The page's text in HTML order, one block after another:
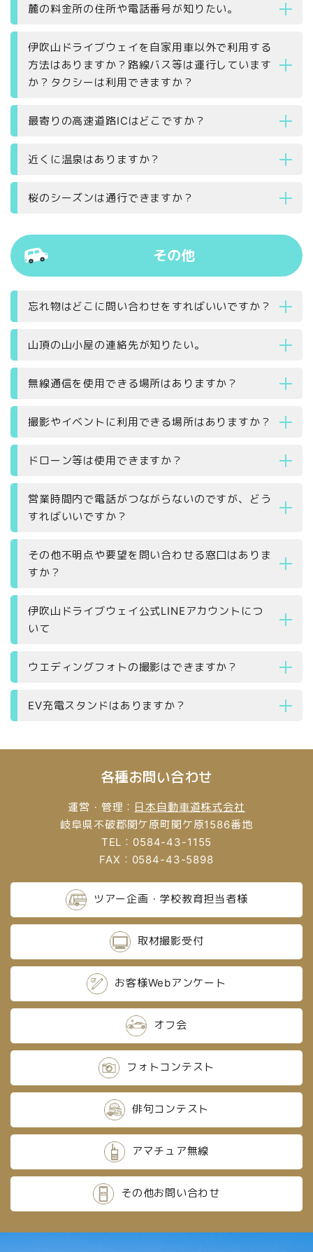
麓の料金所の住所や電話番号が知りたい。
伊吹山ドライブウェイを自家用車以外で利用する
方法はありますか？路線バス等は運行しています
か？タクシーは利用できますか？
最寄りの高速道路ICはどこですか？
近くに温泉はありますか？
桜のシーズンは通行できますか？
その他
忘れ物はどこに問い合わせをすればいいですか？
山頂の山小屋の連絡先が知りたい。
無線通信を使用できる場所はありますか？
撮影やイベントに利用できる場所はありますか？
ドローン等は使用できますか？
営業時間内で電話がつながらないのですが、どう
すればいいですか？
その他不明点や要望を問い合わせる窓口はありま
すか？
伊吹山ドライブウェイ公式LINEアカウントにつ
いて
ウエディングフォトの撮影はできますか？
EV充電スタンドはありますか？
各種お問い合わせ
運営・管理： 日本自動車道株式会社
岐阜県不破郡関ケ原町関ケ原1586番地
TEL：0584-43-1155
FAX：0584-43-5898
ツアー企画・学校教育担当者様
取材撮影受付
お客様Webアンケート
オフ会
フォトコンテスト
俳句コンテスト
アマチュア無線
その他お問い合わせ